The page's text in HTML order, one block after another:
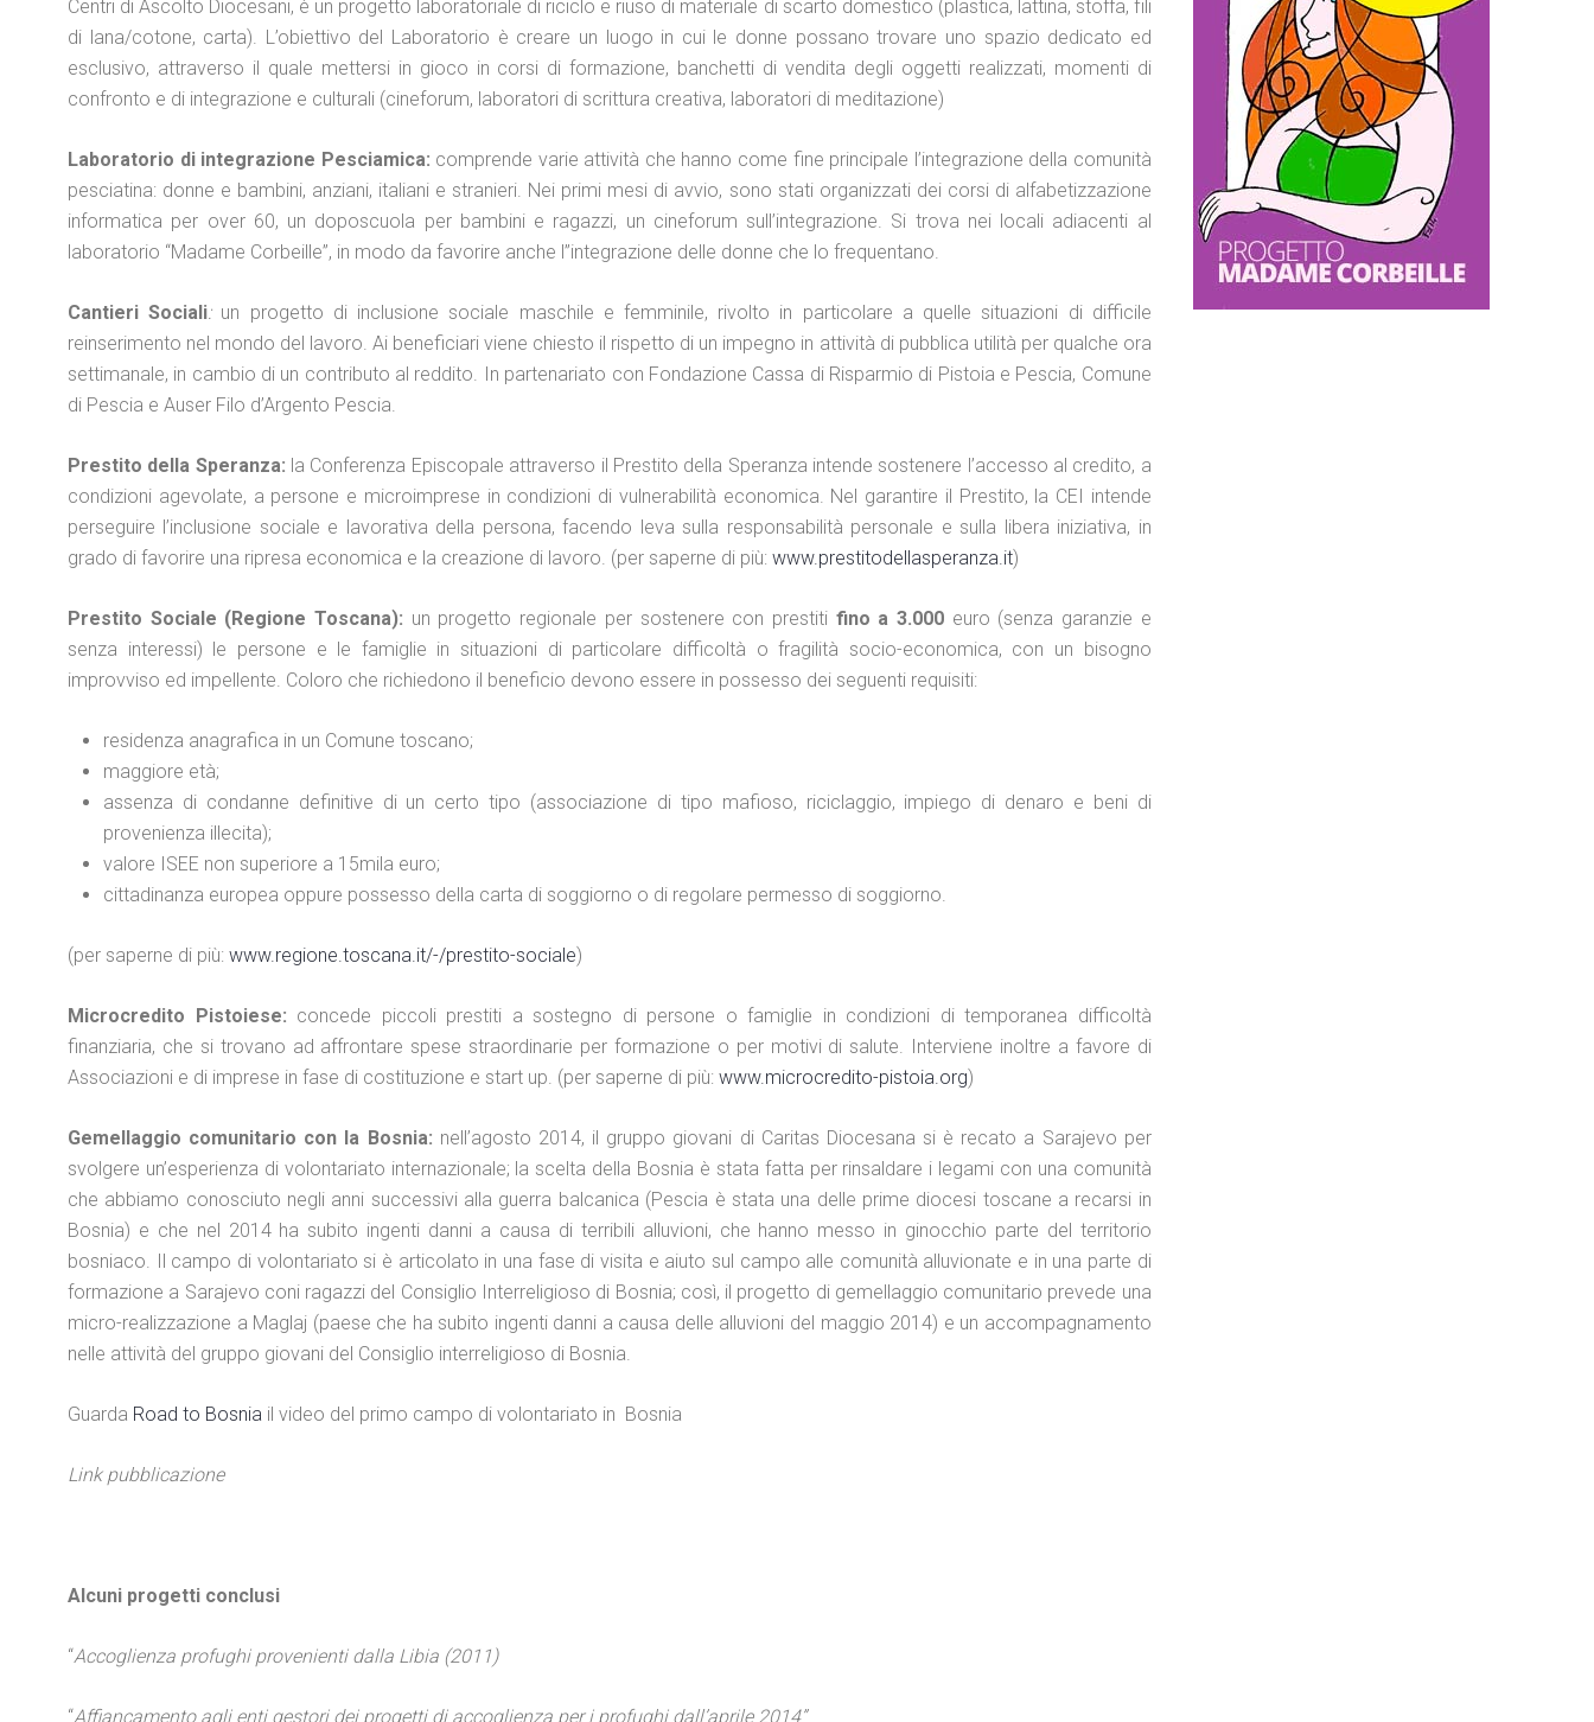
Centri di Ascolto Diocesani, è un progetto laboratoriale di riciclo e riuso di materiale di scarto domestico (plastica, lattina, stoffa, fili
di lana/cotone, carta). L’obiettivo del Laboratorio è creare un luogo in cui le donne possano trovare uno spazio dedicato ed
esclusivo, attraverso il quale mettersi in gioco in corsi di formazione, banchetti di vendita degli oggetti realizzati, momenti di
confronto e di integrazione e culturali (cineforum, laboratori di scrittura creativa, laboratori di meditazione)
Laboratorio di integrazione Pesciamica: comprende varie attività che hanno come fine principale l’integrazione della comunità
pesciatina: donne e bambini, anziani, italiani e stranieri. Nei primi mesi di avvio, sono stati organizzati dei corsi di alfabetizzazione
informatica per over 60, un doposcuola per bambini e ragazzi, un cineforum sull’integrazione. Si trova nei locali adiacenti al
laboratorio “Madame Corbeille”, in modo da favorire anche l’’integrazione delle donne che lo frequentano.
Cantieri Sociali: un progetto di inclusione sociale maschile e femminile, rivolto in particolare a quelle situazioni di difficile
reinserimento nel mondo del lavoro. Ai beneficiari viene chiesto il rispetto di un impegno in attività di pubblica utilità per qualche ora
settimanale, in cambio di un contributo al reddito. In partenariato con Fondazione Cassa di Risparmio di Pistoia e Pescia, Comune
di Pescia e Auser Filo d’Argento Pescia.
Prestito della Speranza: la Conferenza Episcopale attraverso il Prestito della Speranza intende sostenere l’accesso al credito, a
condizioni agevolate, a persone e microimprese in condizioni di vulnerabilità economica. Nel garantire il Prestito, la CEI intende
perseguire l’inclusione sociale e lavorativa della persona, facendo leva sulla responsabilità personale e sulla libera iniziativa, in
grado di favorire una ripresa economica e la creazione di lavoro. (per saperne di più: www.prestitodellasperanza.it)
Prestito Sociale (Regione Toscana): un progetto regionale per sostenere con prestiti fino a 3.000 euro (senza garanzie e
senza interessi) le persone e le famiglie in situazioni di particolare difficoltà o fragilità socio-economica, con un bisogno
improvviso ed impellente. Coloro che richiedono il beneficio devono essere in possesso dei seguenti requisiti:
residenza anagrafica in un Comune toscano;
maggiore età;
assenza di condanne definitive di un certo tipo (associazione di tipo mafioso, riciclaggio, impiego di denaro e beni di
provenienza illecita);
valore ISEE non superiore a 15mila euro;
cittadinanza europea oppure possesso della carta di soggiorno o di regolare permesso di soggiorno.
(per saperne di più: www.regione.toscana.it/-/prestito-sociale)
Microcredito Pistoiese: concede piccoli prestiti a sostegno di persone o famiglie in condizioni di temporanea difficoltà
finanziaria, che si trovano ad affrontare spese straordinarie per formazione o per motivi di salute. Interviene inoltre a favore di
Associazioni e di imprese in fase di costituzione e start up. (per saperne di più: www.microcredito-pistoia.org)
Gemellaggio comunitario con la Bosnia: nell’agosto 2014, il gruppo giovani di Caritas Diocesana si è recato a Sarajevo per
svolgere un’esperienza di volontariato internazionale; la scelta della Bosnia è stata fatta per rinsaldare i legami con una comunità
che abbiamo conosciuto negli anni successivi alla guerra balcanica (Pescia è stata una delle prime diocesi toscane a recarsi in
Bosnia) e che nel 2014 ha subito ingenti danni a causa di terribili alluvioni, che hanno messo in ginocchio parte del territorio
bosniaco. Il campo di volontariato si è articolato in una fase di visita e aiuto sul campo alle comunità alluvionate e in una parte di
formazione a Sarajevo coni ragazzi del Consiglio Interreligioso di Bosnia; così, il progetto di gemellaggio comunitario prevede una
micro-realizzazione a Maglaj (paese che ha subito ingenti danni a causa delle alluvioni del maggio 2014) e un accompagnamento
nelle attività del gruppo giovani del Consiglio interreligioso di Bosnia.
Guarda Road to Bosnia il video del primo campo di volontariato in Bosnia
Link pubblicazione
Alcuni progetti conclusi
“Accoglienza profughi provenienti dalla Libia (2011)
“Affiancamento agli enti gestori dei progetti di accoglienza per i profughi dall’aprile 2014”